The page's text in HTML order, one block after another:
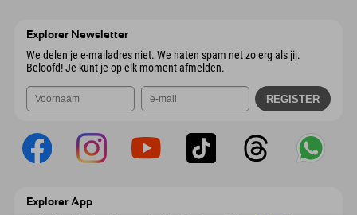
Explorer Newsletter
We delen je e-mailadres niet. We haten spam net zo erg als jij.
Beloofd! Je kunt je op elk moment afmelden.
Explorer App